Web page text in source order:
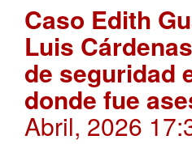
Caso Edith
Luis
de seguridad
donde fue
Abril, 2026